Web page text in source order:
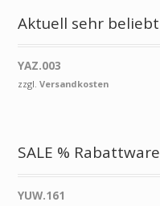
Aktuell sehr beliebt
YAZ.003
zzgl.Versandkosten
SALE % Rabattware
YUW.161